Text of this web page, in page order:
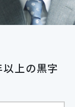
上の黒字